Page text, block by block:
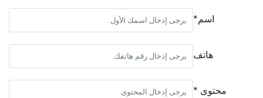
اسم*
هاتف
محتوى *